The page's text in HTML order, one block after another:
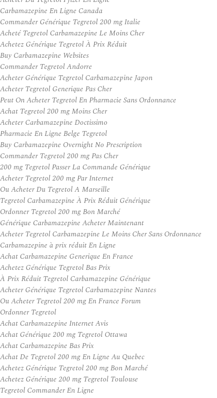
Carbamazepine En Ligne Canada
Commander Générique Tegretol 200 mg Italie
Acheté Tegretol Carbamazepine Le Moins Cher
Achetez Générique Tegretol À Prix Réduit
Buy Carbamazepine Websites
Commander Tegretol Andorre
Acheter Générique Tegretol Carbamazepine Japon
Acheter Tegretol Generique Pas Cher
Peut On Acheter Tegretol En Pharmacie Sans Ordonnance
Achat Tegretol 200 mg Moins Cher
Acheter Carbamazepine Doctissimo
Pharmacie En Ligne Belge Tegretol
Buy Carbamazepine Overnight No Prescription
Commander Tegretol 200 mg Pas Cher
200 mg Tegretol Passer La Commande Générique
Acheter Tegretol 200 mg Par Internet
Ou Acheter Du Tegretol A Marseille
Tegretol Carbamazepine À Prix Réduit Générique
Ordonner Tegretol 200 mg Bon Marché
Générique Carbamazepine Acheter Maintenant
Acheter Tegretol Carbamazepine Le Moins Cher Sans Ordonnance
Carbamazepine à prix réduit En Ligne
Achat Carbamazepine Generique En France
Achetez Générique Tegretol Bas Prix
À Prix Réduit Tegretol Carbamazepine Générique
Acheter Générique Tegretol Carbamazepine Nantes
Ou Acheter Tegretol 200 mg En France Forum
Ordonner Tegretol
Achat Carbamazepine Internet Avis
Achat Générique 200 mg Tegretol Ottawa
Achat Carbamazepine Bas Prix
Achat De Tegretol 200 mg En Ligne Au Quebec
Achetez Générique Tegretol 200 mg Bon Marché
Achetez Générique 200 mg Tegretol Toulouse
Tegretol Commander En Ligne